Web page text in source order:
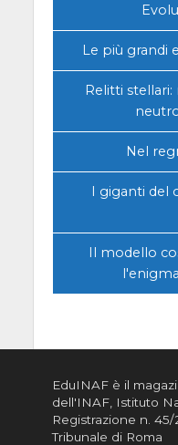
Le più grandi
Relitti stellari:
Nel
I giganti del
Il modello
EduINAF è il
dell'INAF, Istituto
Registrazione n.
Tribunale di Roma